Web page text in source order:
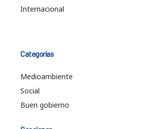
Internacional
Categorías
Medioambiente
Social
Buen gobierno